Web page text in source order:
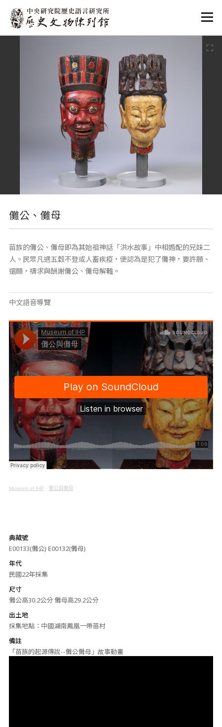
:::
儺公、儺母
苗族的儺公、儺母即為其始祖神話「洪水故事」中相婚配的兄妹二
人。民眾凡遇五穀不登或人畜疾疫，便認為是犯了儺神，要許願、
還願，禱求與酬謝儺公、儺母解難。
中文語音導覽
Museum of IHP · 儺公與儺母
典藏號
E00133(儺公) E00132(儺母)
年代
民國22年採集
尺寸
儺公高30.2公分 儺母高29.2公分
出土地
採集地點：中國湖南鳳凰一帶苗村
備註
「苗族的起源傳說--儺公儺母」故事動畫